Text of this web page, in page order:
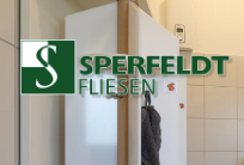
Inhalt
springen